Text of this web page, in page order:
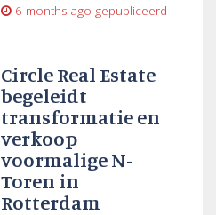
6 months ago gepubliceerd
Circle Real Estate
begeleidt
transformatie en
verkoop
voormalige N-
Toren in
Rotterdam